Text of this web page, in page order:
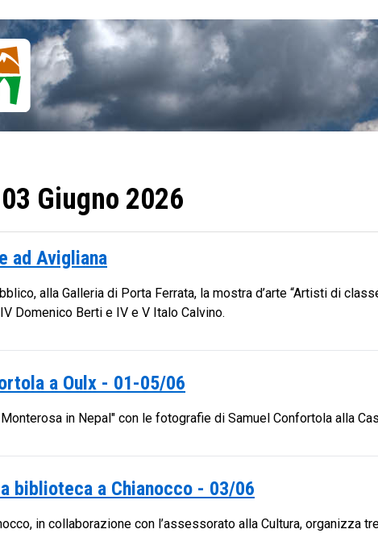
Giugno 2026
ad Avigliana
alla Galleria di Porta Ferrata, la mostra d’arte “Artisti di
Domenico Berti e IV e V Italo Calvino.
a Oulx - 01-05/06
in Nepal" con le fotografie di Samuel Confortola alla
biblioteca a Chianocco - 03/06
in collaborazione con l’assessorato alla Cultura, organizza